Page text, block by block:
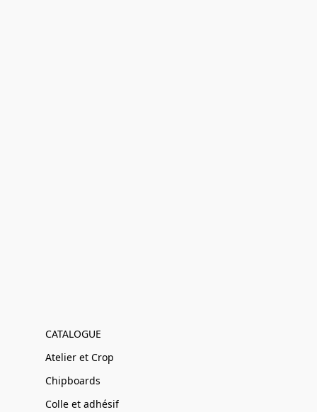
CATALOGUE
Atelier et Crop
Chipboards
Colle et adhésif